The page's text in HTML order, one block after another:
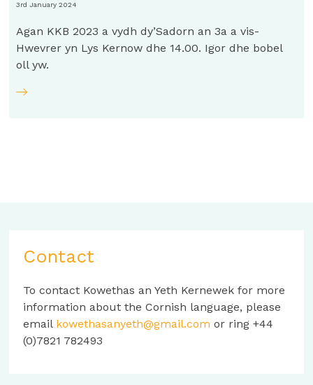
3rd January 2024
Agan KKB 2023 a vydh dy’Sadorn an 3a a vis-
Hwevrer yn Lys Kernow dhe 14.00. Igor dhe bobel
oll yw.
Contact
To contact Kowethas an Yeth Kernewek for more
information about the Cornish language, please
email kowethasanyeth@gmail.com or ring +44
(0)7821 782493